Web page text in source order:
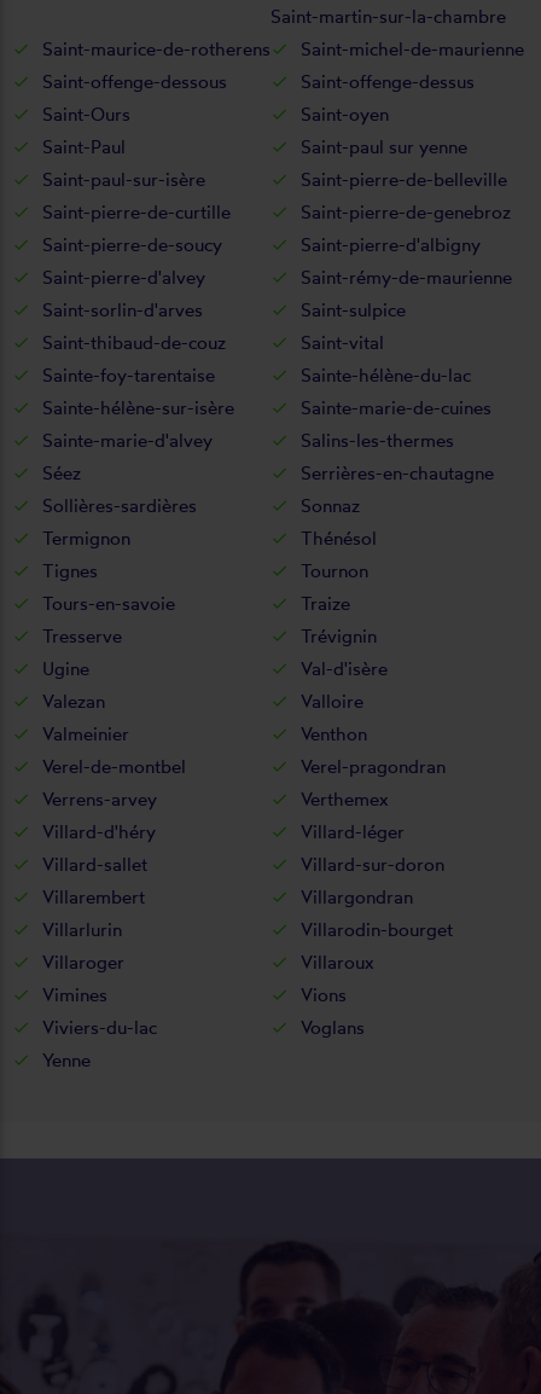
Saint-martin-sur-la-chambre
Saint-maurice-de-rotherens
Saint-michel-de-maurienne
Saint-offenge-dessous
Saint-offenge-dessus
Saint-Ours
Saint-oyen
Saint-Paul
Saint-paul sur yenne
Saint-paul-sur-isère
Saint-pierre-de-belleville
Saint-pierre-de-curtille
Saint-pierre-de-genebroz
Saint-pierre-de-soucy
Saint-pierre-d'albigny
Saint-pierre-d'alvey
Saint-rémy-de-maurienne
Saint-sorlin-d'arves
Saint-sulpice
Saint-thibaud-de-couz
Saint-vital
Sainte-foy-tarentaise
Sainte-hélène-du-lac
Sainte-hélène-sur-isère
Sainte-marie-de-cuines
Sainte-marie-d'alvey
Salins-les-thermes
Séez
Serrières-en-chautagne
Sollières-sardières
Sonnaz
Termignon
Thénésol
Tignes
Tournon
Tours-en-savoie
Traize
Tresserve
Trévignin
Ugine
Val-d'isère
Valezan
Valloire
Valmeinier
Venthon
Verel-de-montbel
Verel-pragondran
Verrens-arvey
Verthemex
Villard-d'héry
Villard-léger
Villard-sallet
Villard-sur-doron
Villarembert
Villargondran
Villarlurin
Villarodin-bourget
Villaroger
Villaroux
Vimines
Vions
Viviers-du-lac
Voglans
Yenne